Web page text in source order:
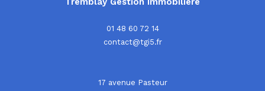
contact@tgi5.fr
93290
tremblay-en-france